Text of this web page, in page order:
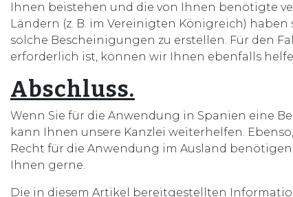
Ihnen beistehen und die von Ihnen benötigte
Ländern (z. B. im Vereinigten Königreich)
solche Bescheinigungen zu erstellen. Für den
erforderlich ist, können wir Ihnen ebenfalls
Abschluss.
Wenn Sie für die Anwendung in Spanien eine
kann Ihnen unsere Kanzlei weiterhelfen.
Recht für die Anwendung im Ausland
Ihnen gerne.
Die in diesem Artikel bereitgestellten